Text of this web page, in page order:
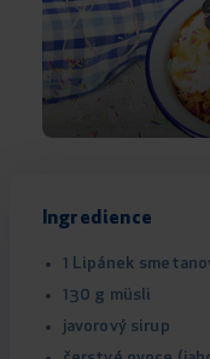
Ingredience
1 Lipánek
130 g müsli
javorový sirup